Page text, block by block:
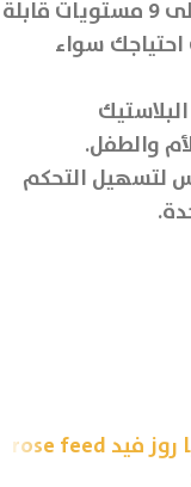
نظام مزدوج (شفط وتدليك): يحتوي على 9 مستويات قابلة
سواء
والطفل.
لتسهيل التحكم